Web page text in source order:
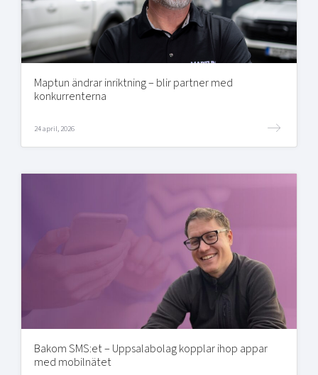
Maptun ändrar inriktning – blir partner med
konkurrenterna
24 april, 2026
Bakom SMS:et – Uppsalabolag kopplar ihop appar
med mobilnätet